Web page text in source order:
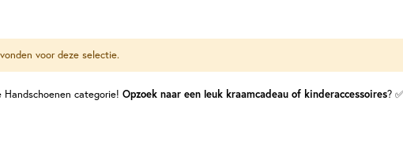
voor deze selectie.
categorie! Opzoek naar een leuk kraamcadeau of kinderaccessoires?